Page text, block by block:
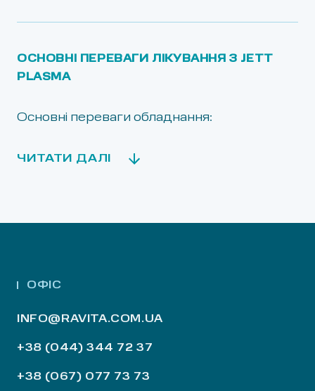
ОСНОВНІ ПЕРЕВАГИ ЛІКУВАННЯ З JETT
PLASMA
Основні переваги обладнання:
ЧИТАТИ ДАЛІ
ОФІС
INFO@RAVITA.COM.UA
+38 (044) 344 72 37
+38 (067) 077 73 73